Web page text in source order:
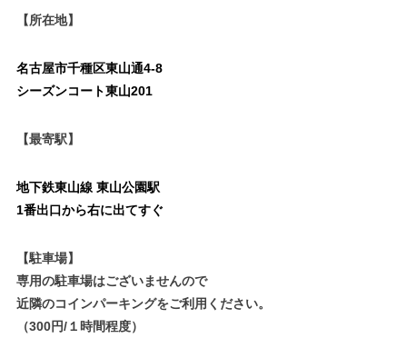
【所在地】
名古屋市千種区東山通4-8
シーズンコート東山201
【最寄駅】
地下鉄東山線 東山公園駅
1番出口から右に出てすぐ
【駐車場】
専用の駐車場はございませんので
近隣のコインパーキングをご利用ください。
（300円/１時間程度）